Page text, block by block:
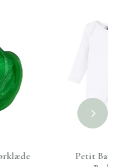
+VÆLG MULIGHEDER
Petit Bateau - L/S 2-pak